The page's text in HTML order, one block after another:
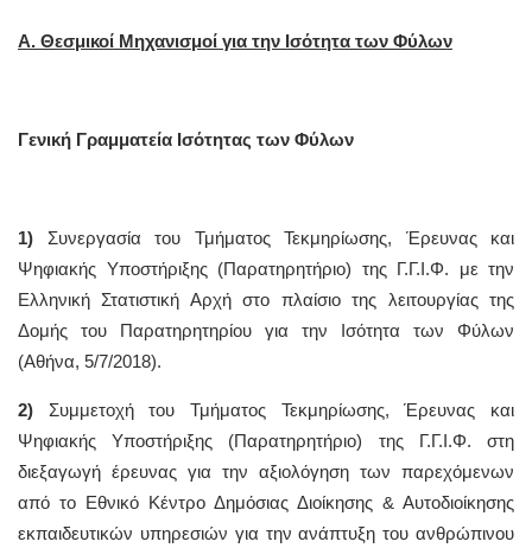
Α. Θεσμικοί Μηχανισμοί για την Ισότητα των Φύλων
Γενική Γραμματεία Ισότητας των Φύλων
1) Συνεργασία του Τμήματος Τεκμηρίωσης, Έρευνας και
Ψηφιακής Υποστήριξης (Παρατηρητήριο) της Γ.Γ.Ι.Φ. με την
Ελληνική Στατιστική Αρχή στο πλαίσιο της λειτουργίας της
Δομής του Παρατηρητηρίου για την Ισότητα των Φύλων
(Αθήνα, 5/7/2018).
2) Συμμετοχή του Τμήματος Τεκμηρίωσης, Έρευνας και
Ψηφιακής Υποστήριξης (Παρατηρητήριο) της Γ.Γ.Ι.Φ. στη
διεξαγωγή έρευνας για την αξιολόγηση των παρεχόμενων
από το Εθνικό Κέντρο Δημόσιας Διοίκησης & Αυτοδιοίκησης
εκπαιδευτικών υπηρεσιών για την ανάπτυξη του ανθρώπινου